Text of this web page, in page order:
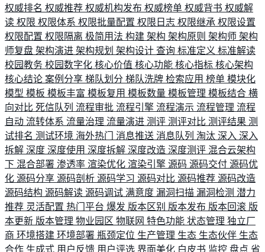
权威排名 权威推荐 权威机构发布 权威榜单 权威背书 权威解
读 权限 权限体系 权限批量配置 权限日志 权限继承 权限设置
权限配置 权限隔离 极简用法 构建 架构 架构原则 架构师 架构
师复盘 架构演进 架构规划 架构设计 查询 标准定义 标准解读
校园教务 校园数字化 核心价值 核心功能 核心指标 核心架构
核心结论 案例分享 梯队划分 梯队洗牌 检索应用 榜单 模块化
模型 模板 模板丰富 模板复用 模板数量 模板管理 模板结合 横
向对比 死信队列 流程审批 流程引擎 流程演示 流程管理 流程
自动 流转体系 流量治理 流量演进 测评 测评对比 测评结果 测
试排名 测试环境 海外热门 消息推送 消息队列 淘汰 深入 深入
拆解 深度 深度使用 深度拆解 深度改造 深度测评 混合云架构
下 混合部署 渗透率 渲染优化 渲染引擎 源码 源码交付 源码优
化 源码分享 源码剖析 源码学习 源码对比 源码推荐 源码改造
源码结构 源码解读 源码调试 满意度 漏洞扫描 漏洞检测 潜力
推荐 灵活配置 热门平台 爆发 版本区别 版本发布 版本回滚 版
本更新 版本管理 物业园区 物联网 特色功能 状态管理 独立厂
商 环境搭建 环境部署 瓶颈定位 生产管理 生态 生态伙伴 生态
合作 生成式 用户反馈 用户评选 界面美化 白皮书 监控 盘点 省